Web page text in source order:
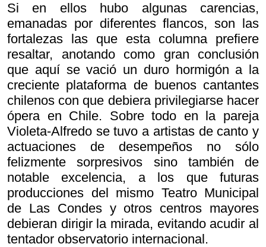
Si en ellos hubo algunas carencias,
emanadas por diferentes flancos, son las
fortalezas las que esta columna prefiere
resaltar, anotando como gran conclusión
que aquí se vació un duro hormigón a la
creciente plataforma de buenos cantantes
chilenos con que debiera privilegiarse hacer
ópera en Chile. Sobre todo en la pareja
Violeta-Alfredo se tuvo a artistas de canto y
actuaciones de desempeños no sólo
felizmente sorpresivos sino también de
notable excelencia, a los que futuras
producciones del mismo Teatro Municipal
de Las Condes y otros centros mayores
debieran dirigir la mirada, evitando acudir al
tentador observatorio internacional.